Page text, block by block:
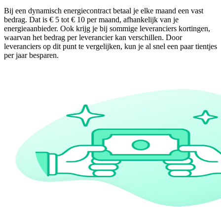
Bij een dynamisch energiecontract betaal je elke maand een vast
bedrag. Dat is € 5 tot € 10 per maand, afhankelijk van je
energieaanbieder. Ook krijg je bij sommige leveranciers kortingen,
waarvan het bedrag per leverancier kan verschillen. Door
leveranciers op dit punt te vergelijken, kun je al snel een paar tientjes
per jaar besparen.